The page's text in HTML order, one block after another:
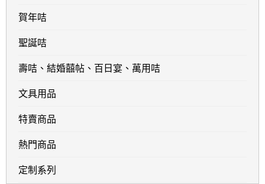
賀年咭
聖誕咭
壽咭、結婚囍帖、百日宴、萬用咭
文具用品
特賣商品
熱門商品
定制系列